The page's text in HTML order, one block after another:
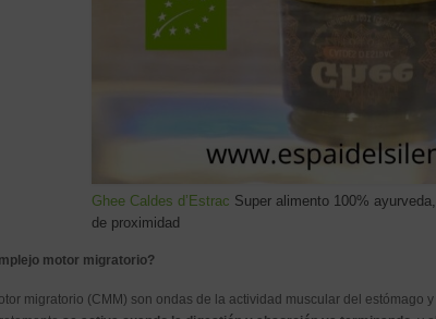
Ghee Caldes d’Estrac Super alimento 100%
de proximidad
motor migratorio?
migratorio (CMM) son ondas de la actividad muscular del